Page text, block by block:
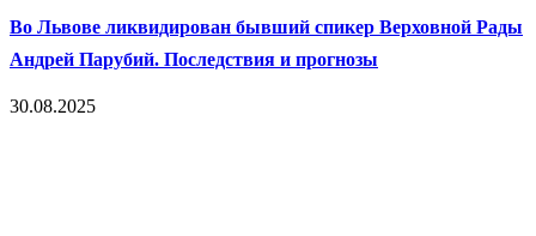
Во Львове ликвидирован бывший спикер Верховной Рады
Андрей Парубий. Последствия и прогнозы
30.08.2025